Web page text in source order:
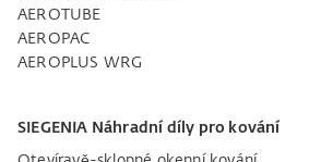
AEROTUBE
AEROPAC
AEROPLUS WRG
SIEGENIA Náhradní díly pro kování